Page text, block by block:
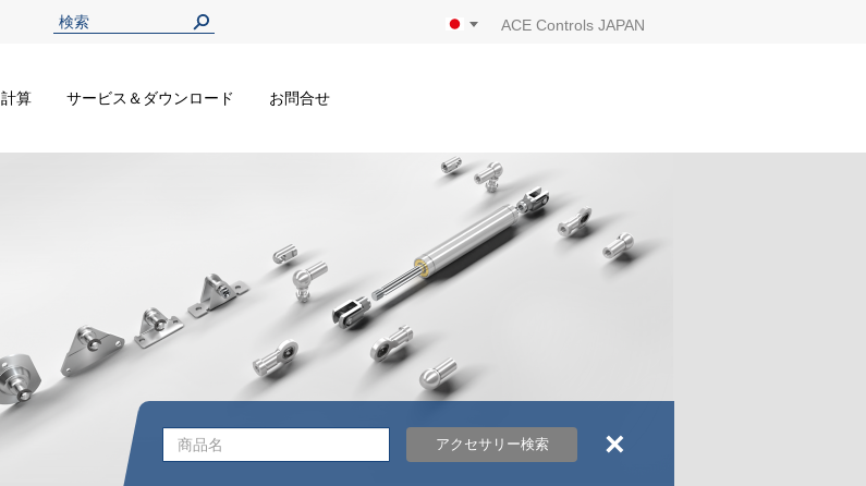
ACE Controls JAPAN
計算 サービス＆ダウンロード お問合せ
アクセサリー検索 ×